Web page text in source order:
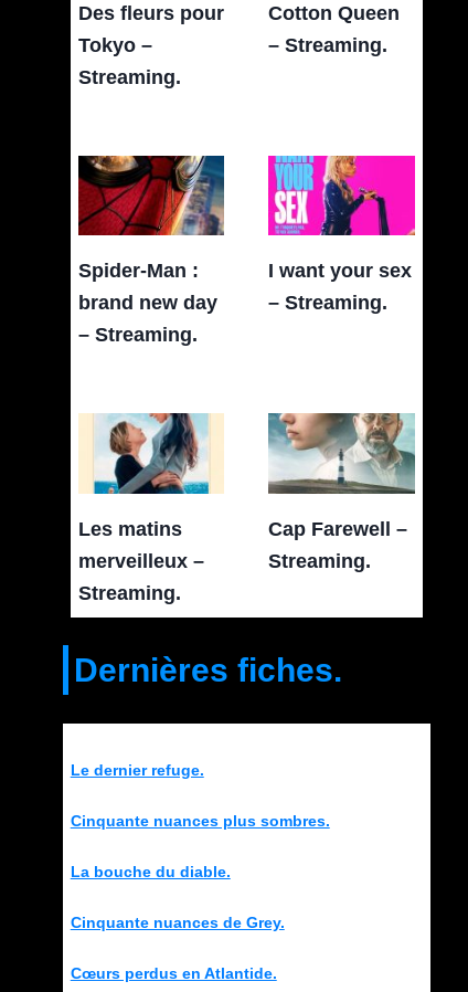
Des fleurs pour
Tokyo –
Streaming.
Cotton Queen
– Streaming.
Spider-Man :
brand new day
– Streaming.
I want your sex
– Streaming.
Les matins
merveilleux –
Streaming.
Cap Farewell –
Streaming.
Dernières fiches.
Le dernier refuge.
Cinquante nuances plus sombres.
La bouche du diable.
Cinquante nuances de Grey.
Cœurs perdus en Atlantide.